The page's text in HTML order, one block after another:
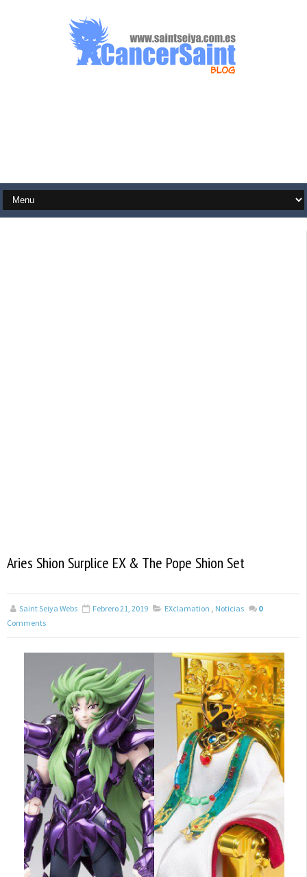
Aries Shion Surplice EX & The Pope Shion Set
Saint Seiya Webs Febrero 21, 2019 EXclamation , Noticias
0
Comments